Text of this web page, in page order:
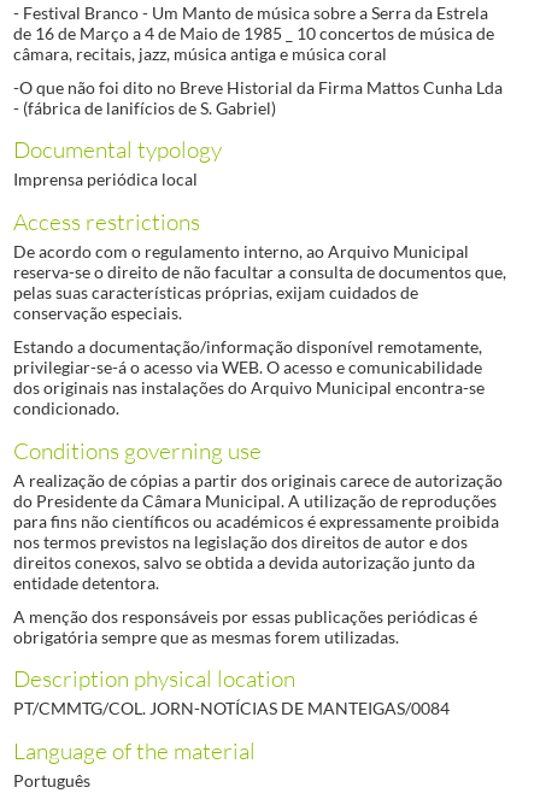
- Festival Branco - Um Manto de música sobre a Serra da Estrela
de 16 de Março a 4 de Maio de 1985 _ 10 concertos de música de
câmara, recitais, jazz, música antiga e música coral
-O que não foi dito no Breve Historial da Firma Mattos Cunha Lda
- (fábrica de lanifícios de S. Gabriel)
Documental typology
Imprensa periódica local
Access restrictions
De acordo com o regulamento interno, ao Arquivo Municipal
reserva-se o direito de não facultar a consulta de documentos que,
pelas suas características próprias, exijam cuidados de
conservação especiais.
Estando a documentação/informação disponível remotamente,
privilegiar-se-á o acesso via WEB. O acesso e comunicabilidade
dos originais nas instalações do Arquivo Municipal encontra-se
condicionado.
Conditions governing use
A realização de cópias a partir dos originais carece de autorização
do Presidente da Câmara Municipal. A utilização de reproduções
para fins não científicos ou académicos é expressamente proibida
nos termos previstos na legislação dos direitos de autor e dos
direitos conexos, salvo se obtida a devida autorização junto da
entidade detentora.
A menção dos responsáveis por essas publicações periódicas é
obrigatória sempre que as mesmas forem utilizadas.
Description physical location
PT/CMMTG/COL. JORN-NOTÍCIAS DE MANTEIGAS/0084
Language of the material
Português